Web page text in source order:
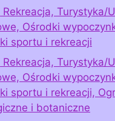
Turystyka/
Ośrodki
sportu i rekreacji
Turystyka/
Ośrodki
sportu i rekreacji,
i botaniczne